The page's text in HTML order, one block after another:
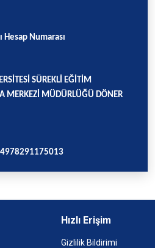
Hesap Numarası
SÜREKLİ EĞİTİM
MERKEZİ MÜDÜRLÜĞÜ DÖNER
Hızlı Erişim
Gizlilik Bildirimi